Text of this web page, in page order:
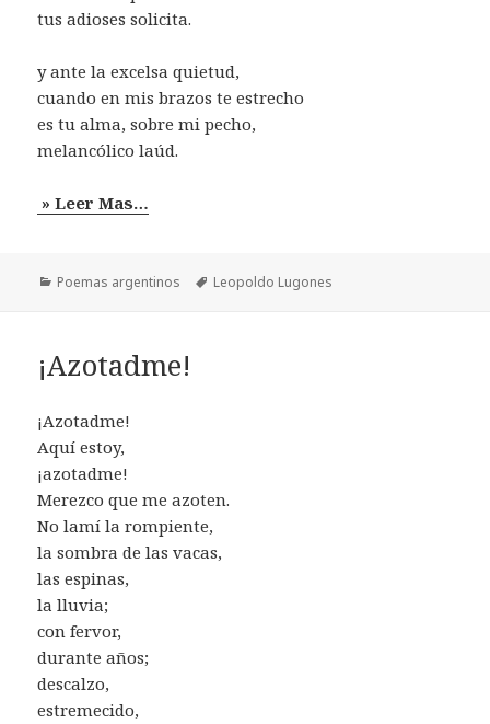
tus adioses solicita.
y ante la excelsa quietud,
cuando en mis brazos te estrecho
es tu alma, sobre mi pecho,
melancólico laúd.
» Leer Mas…
Categorías
Poemas argentinos Etiquetas
Leopoldo Lugones
¡Azotadme!
¡Azotadme!
Aquí estoy,
¡azotadme!
Merezco que me azoten.
No lamí la rompiente,
la sombra de las vacas,
las espinas,
la lluvia;
con fervor,
durante años;
descalzo,
estremecido,